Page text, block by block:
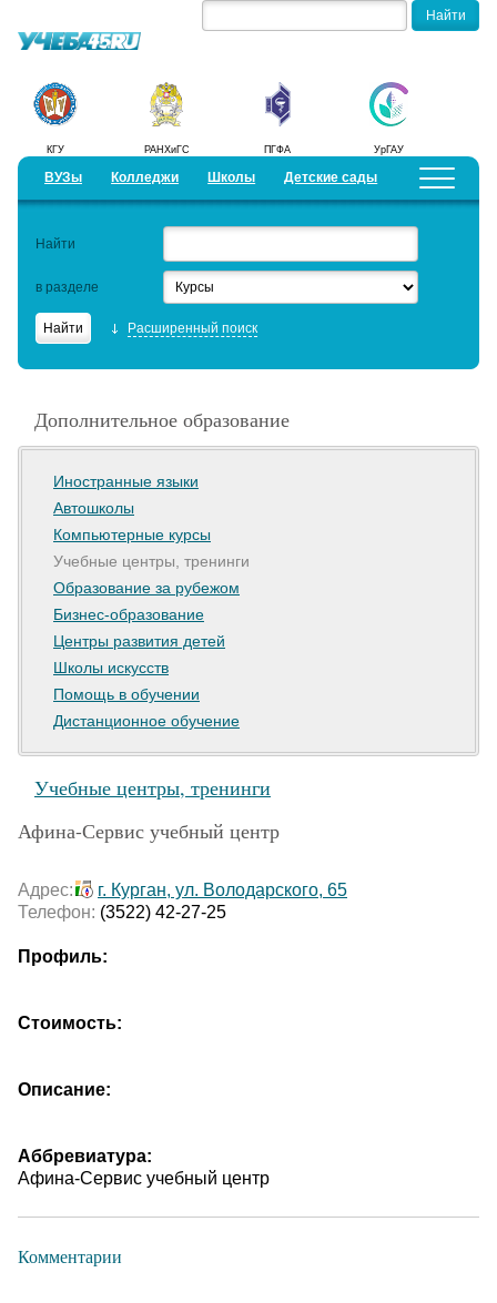
КГУ РАНХиГС ПГФА УрГАУ
ВУЗы Колледжи Школы Детские сады
Добавить уч. заведение Предложить новость
Актуальные статьи
Найти
в разделе
Расширенный поиск
Дополнительное образование
Иностранные языки
Автошколы
Компьютерные курсы
Учебные центры, тренинги
Образование за рубежом
Бизнес-образование
Центры развития детей
Школы искусств
Помощь в обучении
Дистанционное обучение
Учебные центры, тренинги
Афина-Сервис учебный центр
Адрес:
г. Курган, ул. Володарского, 65
Телефон: (3522) 42-27-25
Профиль:
Стоимость:
Описание:
Аббревиатура:
Афина-Сервис учебный центр
Комментарии